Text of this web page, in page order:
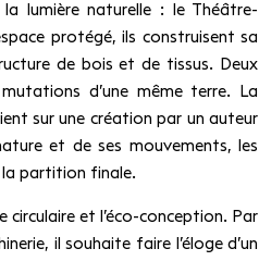
lumière naturelle : le Théâtre-
protégé, ils construisent sa
de bois et de tissus. Deux
d’une même terre. La
sur une création par un auteur
et de ses mouvements, les
la partition finale.
circulaire et l’éco-conception. Par
il souhaite faire l’éloge d’un